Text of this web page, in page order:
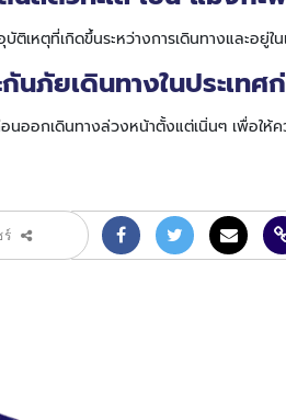
บัติเหตุที่เกิดขึ้นระหว่างการเดินทางและอยู่
นภัยเดินทางในประเทศ
นออกเดินทางล่วงหน้าตั้งแต่เนิ่นๆ เพื่อให้
ร์